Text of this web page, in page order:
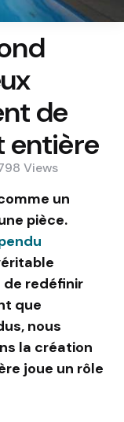
de
entière
Views
un
pièce.
redéfinir
que
nous
la création
joue un rôle